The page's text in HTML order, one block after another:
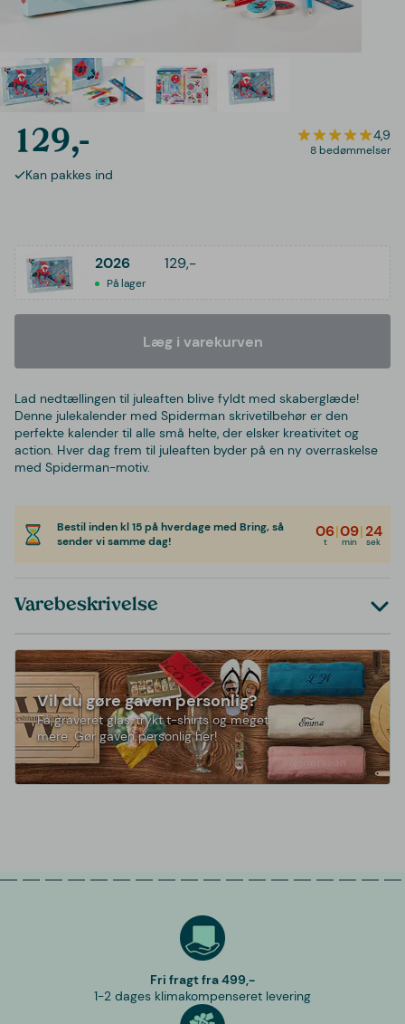
129,- 4,9
8 bedømmelser
Kan pakkes ind
2026 129,-
På lager
Læg i varekurven
Lad nedtællingen til juleaften blive fyldt med skaberglæde!
Denne julekalender med Spiderman skrivetilbehør er den
perfekte kalender til alle små helte, der elsker kreativitet og
action. Hver dag frem til juleaften byder på en ny overraskelse
med Spiderman-motiv.
Bestil inden kl 15 på hverdage med Bring, så
sender vi samme dag!
06
t
|09
min
|24
sek
Varebeskrivelse
Vil du gøre gaven personlig?
Få graveret glas, trykt t-shirts og meget
mere. Gør gaven personlig her!
Fri fragt fra 499,-
1-2 dages klimakompenseret levering